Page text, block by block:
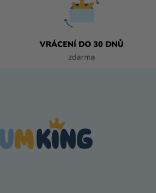
VRÁCENÍ DO 30 DNŮ
zdarma